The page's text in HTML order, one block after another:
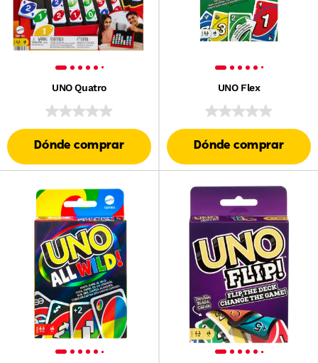
UNO Quatro
Dónde comprar
UNO Flex
Dónde comprar